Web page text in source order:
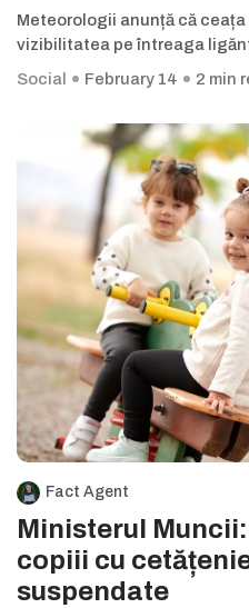
Meteorologii anunță că
vizibilitatea pe întreaga
Social
February 14 2 min
Fact Agent
Ministerul
copiii cu
suspendate